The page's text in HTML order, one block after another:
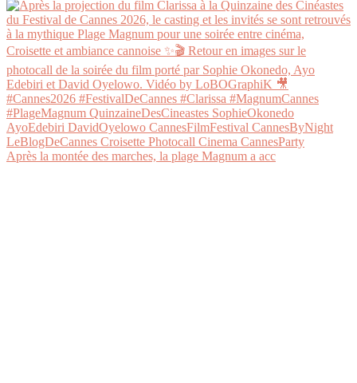
Après la montée des marches, la plage Magnum a acc